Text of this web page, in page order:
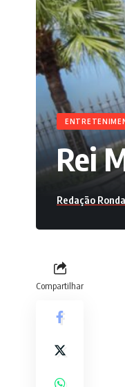
Rei
Redação Ronda
Compartilhar